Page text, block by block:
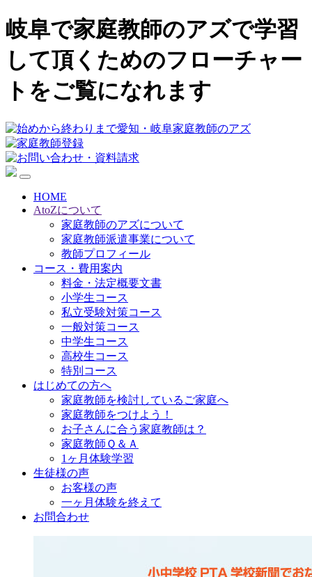
岐阜で家庭教師のアズで学習
して頂くためのフローチャー
トをご覧になれます
HOME
AtoZについて
家庭教師のアズについて
家庭教師派遣事業について
教師プロフィール
コース・費用案内
料金・法定概要文書
小学生コース
私立受験対策コース
一般対策コース
中学生コース
高校生コース
特別コース
はじめての方へ
家庭教師を検討しているご家庭へ
家庭教師をつけよう！
お子さんに合う家庭教師は？
家庭教師Ｑ＆Ａ
1ヶ月体験学習
生徒様の声
お客様の声
一ヶ月体験を終えて
お問合わせ